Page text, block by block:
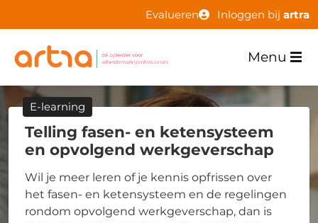
Evalueren Inloggen bij artra
Menu
E-learning
Telling fasen- en ketensysteem
en opvolgend werkgeverschap
Wil je meer leren of je kennis opfrissen over
het fasen- en ketensysteem en de regelingen
rondom opvolgend werkgeverschap, dan is